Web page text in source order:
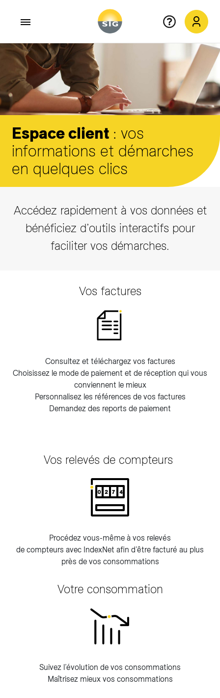
Aller au contenu principal
Espace client : vos
informations et démarches
en quelques clics
Accédez rapidement à vos données et
bénéficiez d’outils interactifs pour
faciliter vos démarches.
Vos factures
Consultez et téléchargez vos factures
Choisissez le mode de paiement et de réception qui vous
conviennent le mieux
Personnalisez les références de vos factures
Demandez des reports de paiement
Vos relevés de compteurs
Procédez vous-même à vos relevés
de compteurs avec IndexNet afin d’être facturé au plus
près de vos consommations
Votre consommation
Suivez l’évolution de vos consommations
Maîtrisez mieux vos consommations